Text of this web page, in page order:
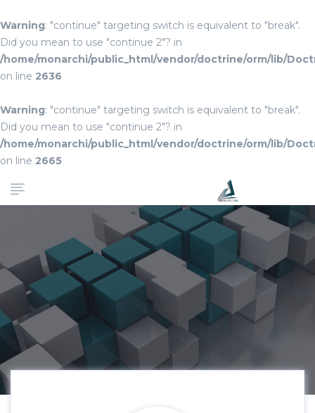
Warning: "continue" targeting switch is equivalent to "break".
Did you mean to use "continue 2"? in
/home/monarchi/public_html/vendor/doctrine/orm/lib/
on line 2636
Warning: "continue" targeting switch is equivalent to "break".
Did you mean to use "continue 2"? in
/home/monarchi/public_html/vendor/doctrine/orm/lib/
on line 2665